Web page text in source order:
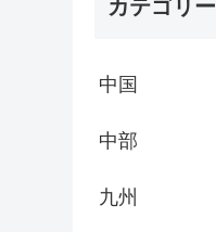
カテゴリー
中国
中部
九州